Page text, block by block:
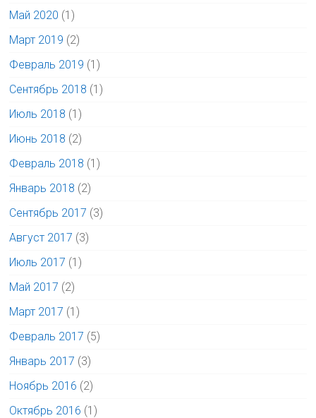
Май 2020 (1)
Март 2019 (2)
Февраль 2019 (1)
Сентябрь 2018 (1)
Июль 2018 (1)
Июнь 2018 (2)
Февраль 2018 (1)
Январь 2018 (2)
Сентябрь 2017 (3)
Август 2017 (3)
Июль 2017 (1)
Май 2017 (2)
Март 2017 (1)
Февраль 2017 (5)
Январь 2017 (3)
Ноябрь 2016 (2)
Октябрь 2016 (1)